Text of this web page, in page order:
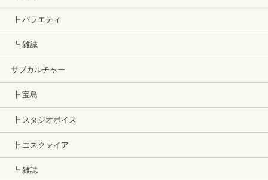
┣ バラエティ
┗ 雑誌
サブカルチャー
┣ 宝島
┣ スタジオボイス
┣ エスクァイア
┗ 雑誌